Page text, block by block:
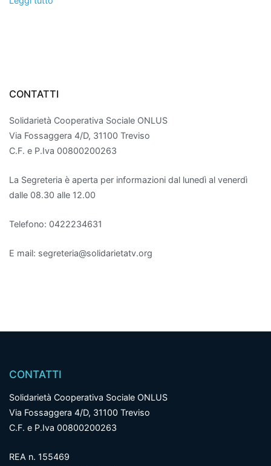
CONTATTI
Solidarietà Cooperativa Sociale ONLUS
Via Fossaggera 4/D, 31100 Treviso
C.F. e P.Iva 00800200263
La Segreteria è aperta per informazioni dal lunedì al venerdì
dalle 08.30 alle 12.00
Telefono: 0422234631
E mail: segreteria@solidarietatv.org
CONTATTI
Solidarietà Cooperativa Sociale ONLUS
Via Fossaggera 4/D, 31100 Treviso
C.F. e P.Iva 00800200263
REA n. 155469